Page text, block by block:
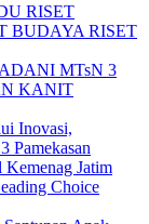
RISET
BUDAYA RISET
MTsN 3
KANIT
Inovasi,
Pamekasan
Jatim
Choice